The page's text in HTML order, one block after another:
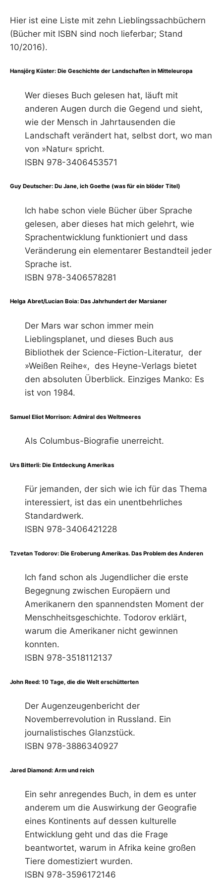
Hier ist eine Liste mit zehn Lieblingssachbüchern
(Bücher mit ISBN sind noch lieferbar; Stand
10/2016).
Hansjörg Küster: Die Geschichte der Landschaften in Mitteleuropa
Wer dieses Buch gelesen hat, läuft mit
anderen Augen durch die Gegend und sieht,
wie der Mensch in Jahrtausenden die
Landschaft verändert hat, selbst dort, wo man
von »Natur« spricht.
ISBN 978-3406453571
Guy Deutscher: Du Jane, ich Goethe (was für ein blöder Titel)
Ich habe schon viele Bücher über Sprache
gelesen, aber dieses hat mich gelehrt, wie
Sprachentwicklung funktioniert und dass
Veränderung ein elementarer Bestandteil jeder
Sprache ist.
ISBN 978-3406578281
Helga Abret/Lucian Boia: Das Jahrhundert der Marsianer
Der Mars war schon immer mein
Lieblingsplanet, und dieses Buch aus
Bibliothek der Science-Fiction-Literatur, der
»Weißen Reihe«, des Heyne-Verlags bietet
den absoluten Überblick. Einziges Manko: Es
ist von 1984.
Samuel Eliot Morrison: Admiral des Weltmeeres
Als Columbus-Biografie unerreicht.
Urs Bitterli: Die Entdeckung Amerikas
Für jemanden, der sich wie ich für das Thema
interessiert, ist das ein unentbehrliches
Standardwerk.
ISBN 978-3406421228
Tzvetan Todorov: Die Eroberung Amerikas. Das Problem des Anderen
Ich fand schon als Jugendlicher die erste
Begegnung zwischen Europäern und
Amerikanern den spannendsten Moment der
Menschheitsgeschichte. Todorov erklärt,
warum die Amerikaner nicht gewinnen
konnten.
ISBN 978-3518112137
John Reed: 10 Tage, die die Welt erschütterten
Der Augenzeugenbericht der
Novemberrevolution in Russland. Ein
journalistisches Glanzstück.
ISBN 978-3886340927
Jared Diamond: Arm und reich
Ein sehr anregendes Buch, in dem es unter
anderem um die Auswirkung der Geografie
eines Kontinents auf dessen kulturelle
Entwicklung geht und das die Frage
beantwortet, warum in Afrika keine großen
Tiere domestiziert wurden.
ISBN 978-3596172146